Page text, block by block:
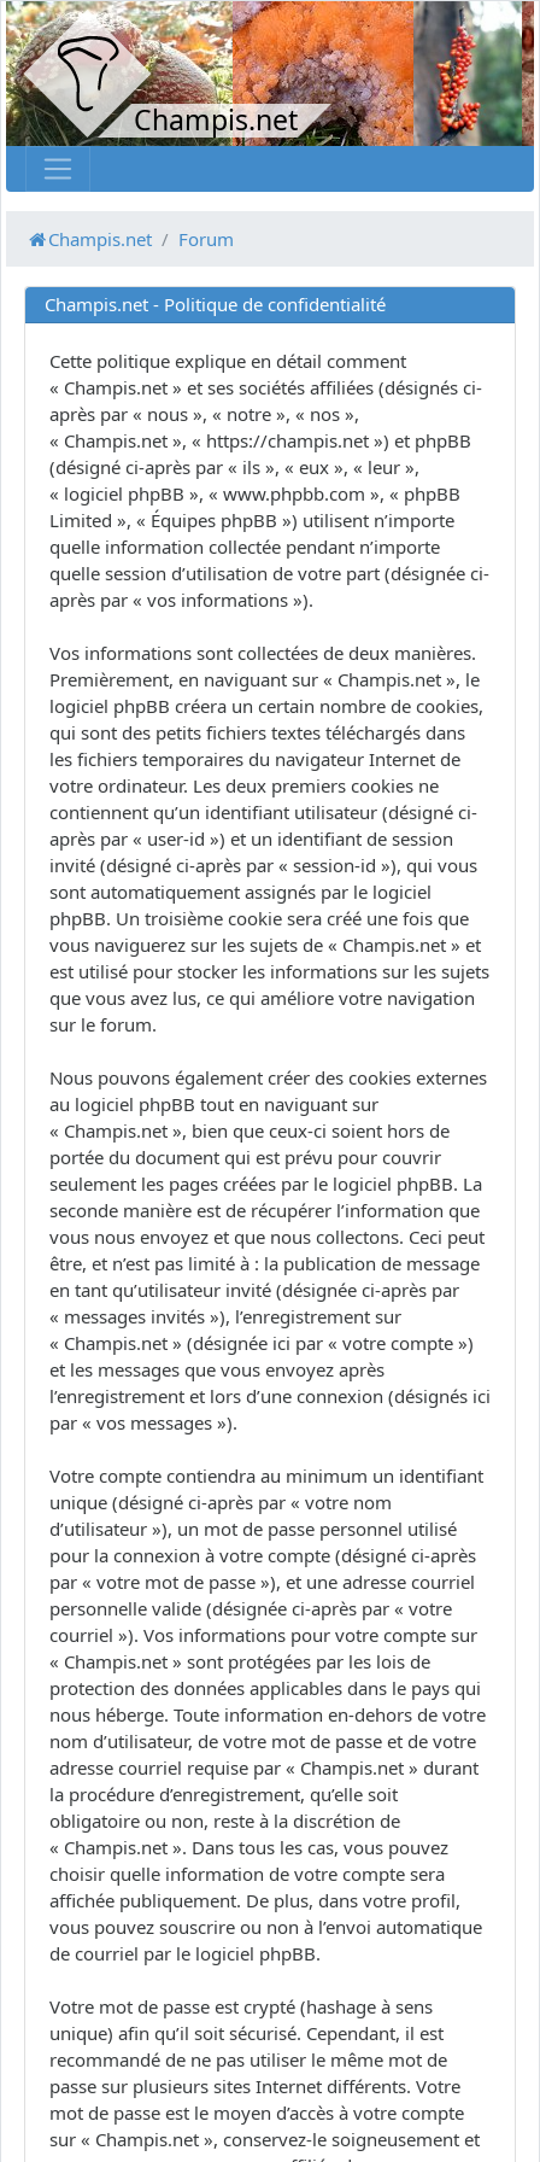
Champis.net
Champis.net Forum
Champis.net - Politique de confidentialité
Cette politique explique en détail comment
« Champis.net » et ses sociétés affiliées (désignés ci-
après par « nous », « notre », « nos »,
« Champis.net », « https://champis.net ») et phpBB
(désigné ci-après par « ils », « eux », « leur »,
« logiciel phpBB », « www.phpbb.com », « phpBB
Limited », « Équipes phpBB ») utilisent n’importe
quelle information collectée pendant n’importe
quelle session d’utilisation de votre part (désignée ci-
après par « vos informations »).
Vos informations sont collectées de deux manières.
Premièrement, en naviguant sur « Champis.net », le
logiciel phpBB créera un certain nombre de cookies,
qui sont des petits fichiers textes téléchargés dans
les fichiers temporaires du navigateur Internet de
votre ordinateur. Les deux premiers cookies ne
contiennent qu’un identifiant utilisateur (désigné ci-
après par « user-id ») et un identifiant de session
invité (désigné ci-après par « session-id »), qui vous
sont automatiquement assignés par le logiciel
phpBB. Un troisième cookie sera créé une fois que
vous naviguerez sur les sujets de « Champis.net » et
est utilisé pour stocker les informations sur les sujets
que vous avez lus, ce qui améliore votre navigation
sur le forum.
Nous pouvons également créer des cookies externes
au logiciel phpBB tout en naviguant sur
« Champis.net », bien que ceux-ci soient hors de
portée du document qui est prévu pour couvrir
seulement les pages créées par le logiciel phpBB. La
seconde manière est de récupérer l’information que
vous nous envoyez et que nous collectons. Ceci peut
être, et n’est pas limité à : la publication de message
en tant qu’utilisateur invité (désignée ci-après par
« messages invités »), l’enregistrement sur
« Champis.net » (désignée ici par « votre compte »)
et les messages que vous envoyez après
l’enregistrement et lors d’une connexion (désignés ici
par « vos messages »).
Votre compte contiendra au minimum un identifiant
unique (désigné ci-après par « votre nom
d’utilisateur »), un mot de passe personnel utilisé
pour la connexion à votre compte (désigné ci-après
par « votre mot de passe »), et une adresse courriel
personnelle valide (désignée ci-après par « votre
courriel »). Vos informations pour votre compte sur
« Champis.net » sont protégées par les lois de
protection des données applicables dans le pays qui
nous héberge. Toute information en-dehors de votre
nom d’utilisateur, de votre mot de passe et de votre
adresse courriel requise par « Champis.net » durant
la procédure d’enregistrement, qu’elle soit
obligatoire ou non, reste à la discrétion de
« Champis.net ». Dans tous les cas, vous pouvez
choisir quelle information de votre compte sera
affichée publiquement. De plus, dans votre profil,
vous pouvez souscrire ou non à l’envoi automatique
de courriel par le logiciel phpBB.
Votre mot de passe est crypté (hashage à sens
unique) afin qu’il soit sécurisé. Cependant, il est
recommandé de ne pas utiliser le même mot de
passe sur plusieurs sites Internet différents. Votre
mot de passe est le moyen d’accès à votre compte
sur « Champis.net », conservez-le soigneusement et